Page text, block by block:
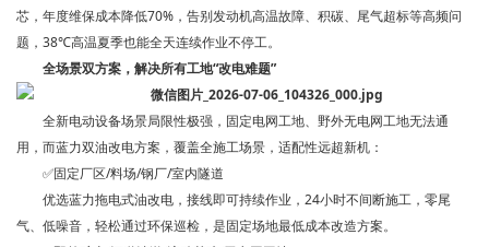
芯，年度维保成本降低70%，告别发动机高温故障、积碳、尾气超标等高频问
题，38℃高温夏季也能全天连续作业不停工。
全场景双方案，解决所有工地“改电难题”
全新电动设备场景局限性极强，固定电网工地、野外无电网工地无法通
用，而蓝力双油改电方案，覆盖全施工场景，适配性远超新机：
✅固定厂区/料场/钢厂/室内隧道
优选蓝力拖电式油改电，接线即可持续作业，24小时不间断施工，零尾
气、低噪音，轻松通过环保巡检，是固定场地最低成本改造方案。